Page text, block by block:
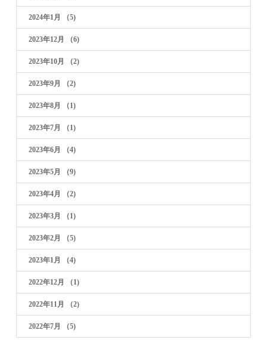
2024年1月 （5)
2023年12月 （6)
2023年10月 （2)
2023年9月 （2)
2023年8月 （1)
2023年7月 （1)
2023年6月 （4)
2023年5月 （9)
2023年4月 （2)
2023年3月 （1)
2023年2月 （5)
2023年1月 （4)
2022年12月 （1)
2022年11月 （2)
2022年7月 （5)